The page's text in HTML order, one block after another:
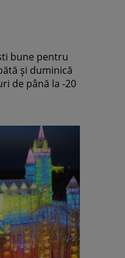
bune pentru
şi duminică
de până la -20